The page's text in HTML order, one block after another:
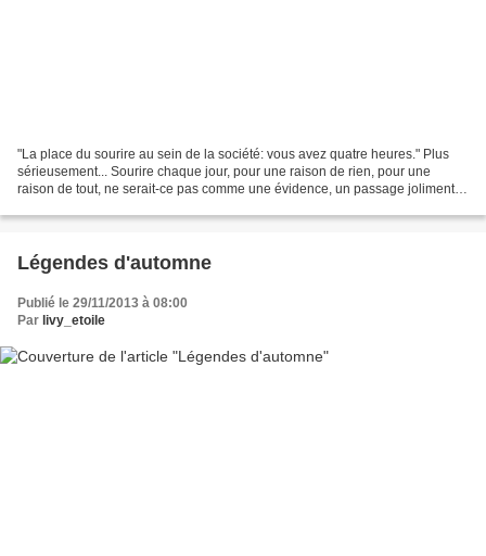
"La place du sourire au sein de la société: vous avez quatre heures." Plus
sérieusement... Sourire chaque jour, pour une raison de rien, pour une
raison de tout, ne serait-ce pas comme une évidence, un passage joliment
Légendes d'automne
Publié le 29/11/2013 à 08:00
Par livy_etoile